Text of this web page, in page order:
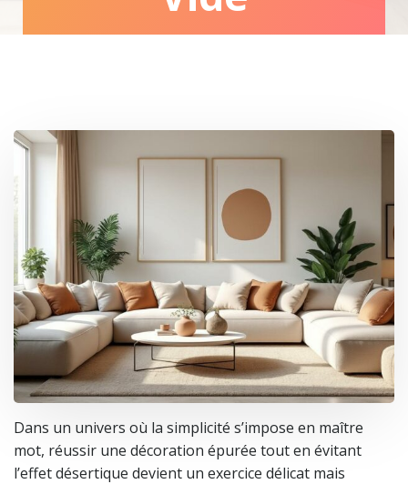
Dans un univers où la simplicité s’impose en maître
mot, réussir une décoration épurée tout en évitant
l’effet désertique devient un exercice délicat mais